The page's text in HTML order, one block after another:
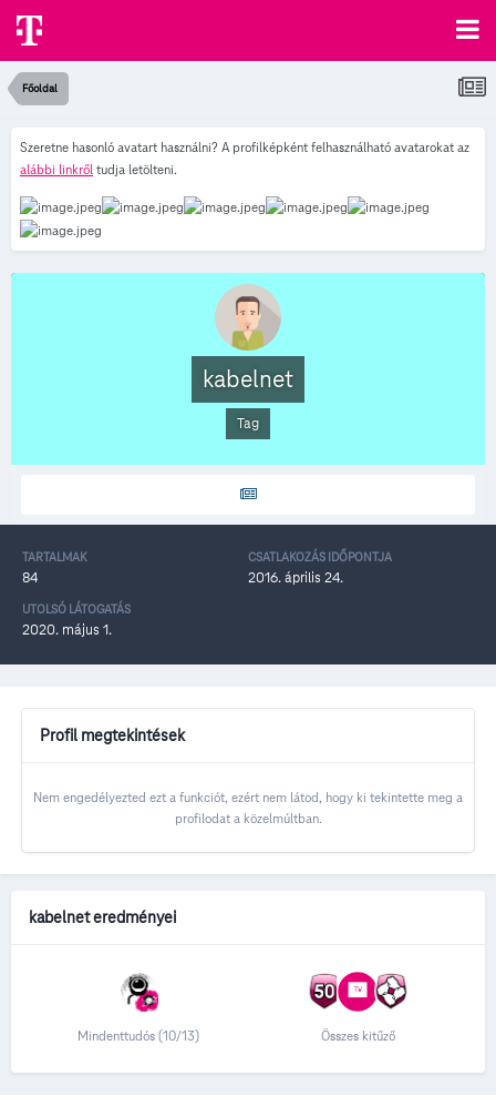
Főoldal
Szeretne hasonló avatart használni? A profilképként felhasználható avatarokat az
alábbi linkről tudja letölteni.
kabelnet
Tag
TARTALMAK
84
CSATLAKOZÁS IDŐPONTJA
2016. április 24.
UTOLSÓ LÁTOGATÁS
2020. május 1.
Profil megtekintések
Nem engedélyezted ezt a funkciót, ezért nem látod, hogy ki tekintette meg a
profilodat a közelmúltban.
kabelnet eredményei
Mindenttudós (10/13) Összes kitűző